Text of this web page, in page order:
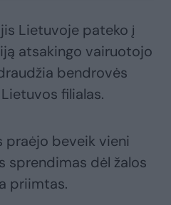
Lietuvoje pateko į
atsakingo vairuotojo
bendrovės
Lietuvos filialas.
praėjo beveik vieni
sprendimas dėl žalos
priimtas.